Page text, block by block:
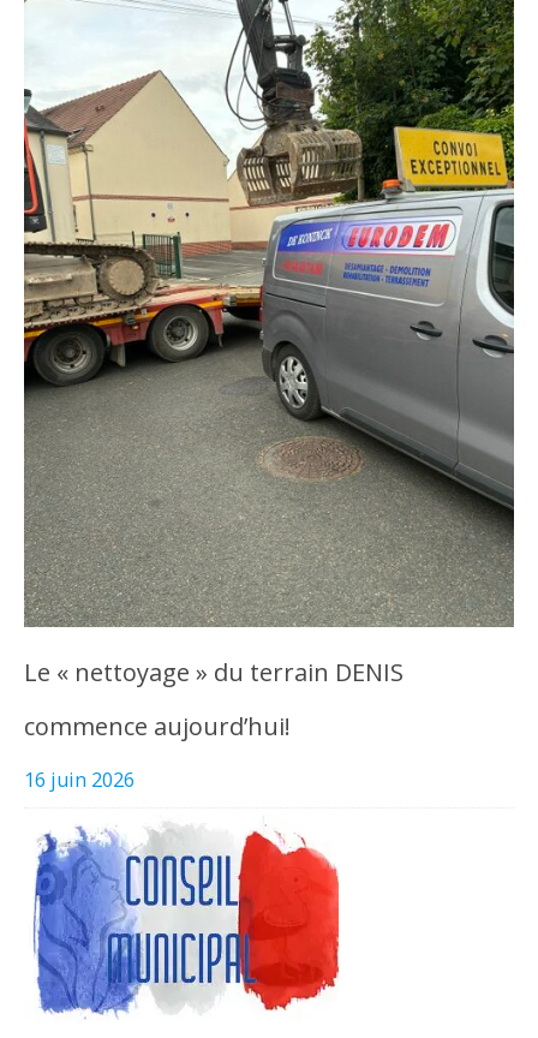
Le « nettoyage » du terrain DENIS
commence aujourd’hui!
16 juin 2026